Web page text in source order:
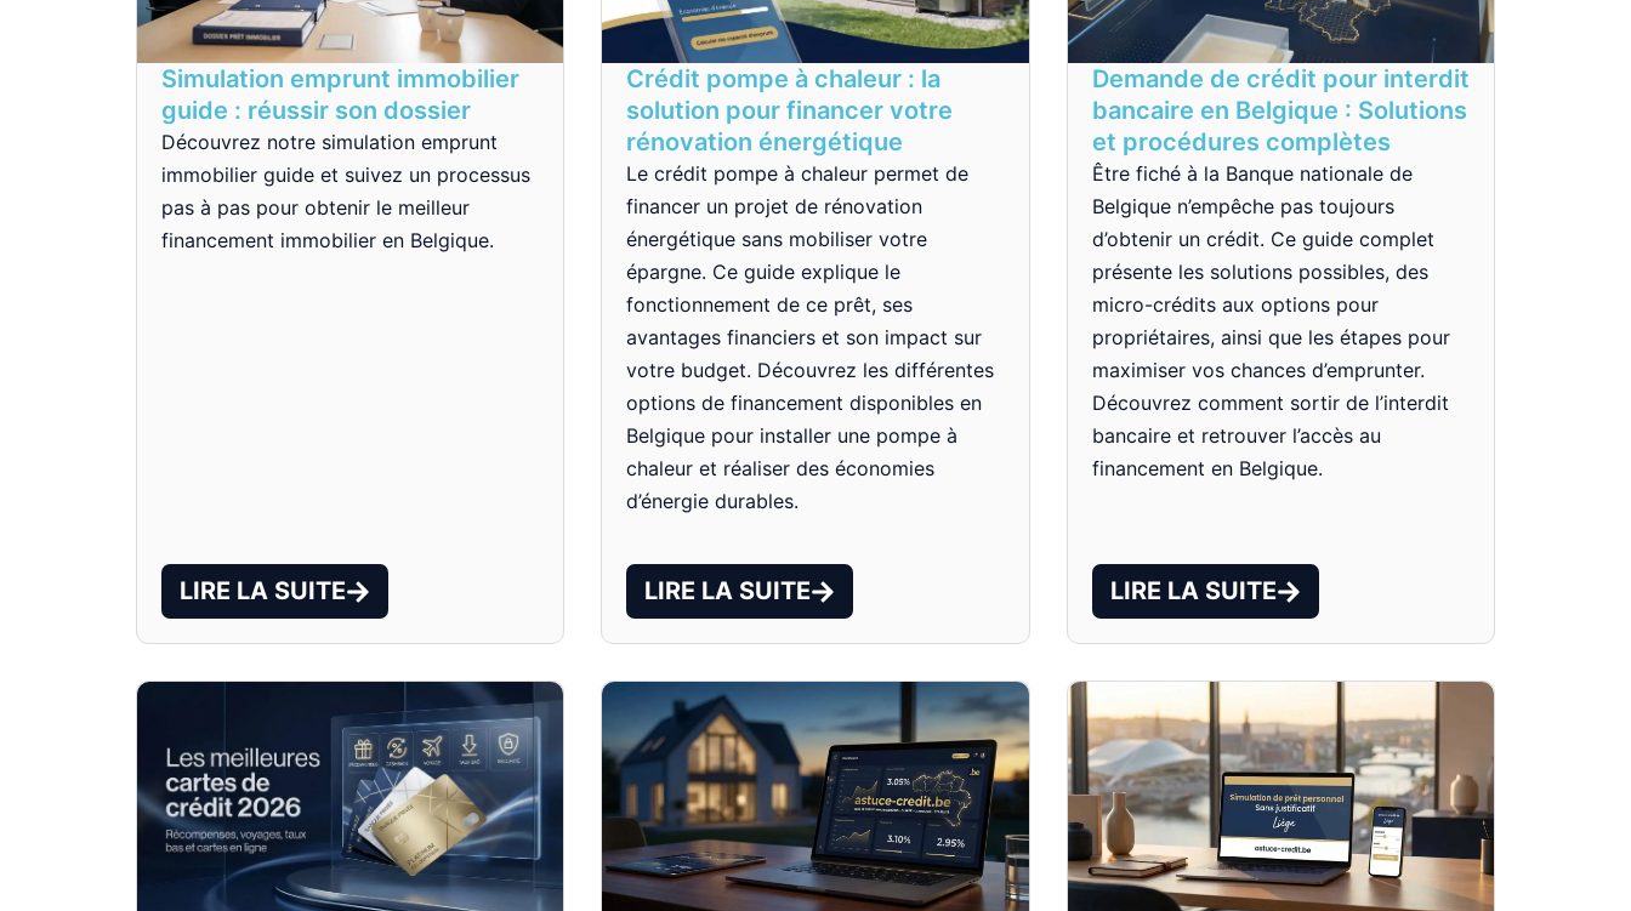
Simulation emprunt immobilier
guide : réussir son dossier
Découvrez notre simulation emprunt
immobilier guide et suivez un processus
pas à pas pour obtenir le meilleur
financement immobilier en Belgique.
LIRE LA SUITE
Crédit pompe à chaleur : la
solution pour financer votre
rénovation énergétique
Le crédit pompe à chaleur permet de
financer un projet de rénovation
énergétique sans mobiliser votre
épargne. Ce guide explique le
fonctionnement de ce prêt, ses
avantages financiers et son impact sur
votre budget. Découvrez les différentes
options de financement disponibles en
Belgique pour installer une pompe à
chaleur et réaliser des économies
d’énergie durables.
LIRE LA SUITE
Demande de crédit pour interdit
bancaire en Belgique : Solutions
et procédures complètes
Être fiché à la Banque nationale de
Belgique n’empêche pas toujours
d’obtenir un crédit. Ce guide complet
présente les solutions possibles, des
micro-crédits aux options pour
propriétaires, ainsi que les étapes pour
maximiser vos chances d’emprunter.
Découvrez comment sortir de l’interdit
bancaire et retrouver l’accès au
financement en Belgique.
LIRE LA SUITE